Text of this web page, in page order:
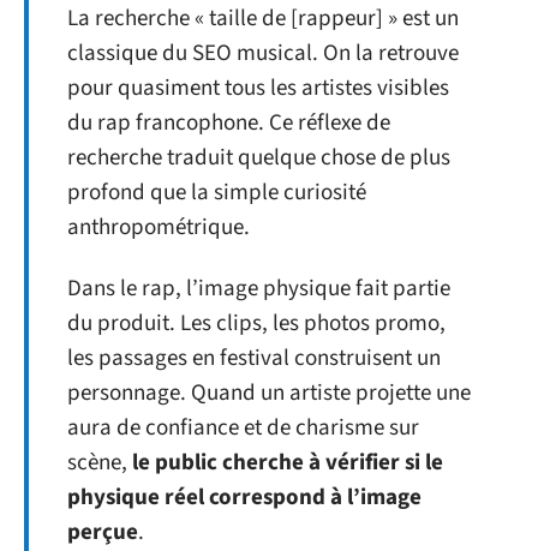
La recherche « taille de [rappeur] » est un
classique du SEO musical. On la retrouve
pour quasiment tous les artistes visibles
du rap francophone. Ce réflexe de
recherche traduit quelque chose de plus
profond que la simple curiosité
anthropométrique.
Dans le rap, l’image physique fait partie
du produit. Les clips, les photos promo,
les passages en festival construisent un
personnage. Quand un artiste projette une
aura de confiance et de charisme sur
scène, le public cherche à vérifier si le
physique réel correspond à l’image
perçue.